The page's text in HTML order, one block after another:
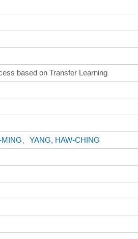
based on Transfer Learning
、YANG, HAW-CHING